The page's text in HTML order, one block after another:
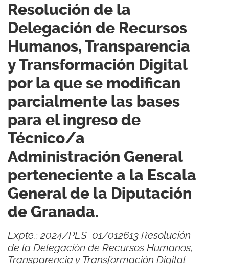
Resolución de la
Delegación de Recursos
Humanos, Transparencia
y Transformación Digital
por la que se modifican
parcialmente las bases
para el ingreso de
Técnico/a
Administración General
perteneciente a la Escala
General de la Diputación
de Granada.
Expte.: 2024/PES_01/012613 Resolución
de la Delegación de Recursos Humanos,
Transparencia y Transformación Digital